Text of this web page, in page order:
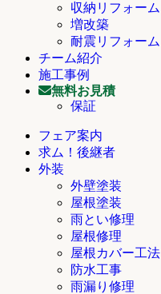
収納リフォーム
増改築
耐震リフォーム
チーム紹介
施工事例
無料お見積
保証
フェア案内
求ム！後継者
外装
外壁塗装
屋根塗装
雨とい修理
屋根修理
屋根カバー工法
防水工事
雨漏り修理